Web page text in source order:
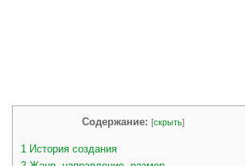
Содержание: [скрыть]
1
История создания